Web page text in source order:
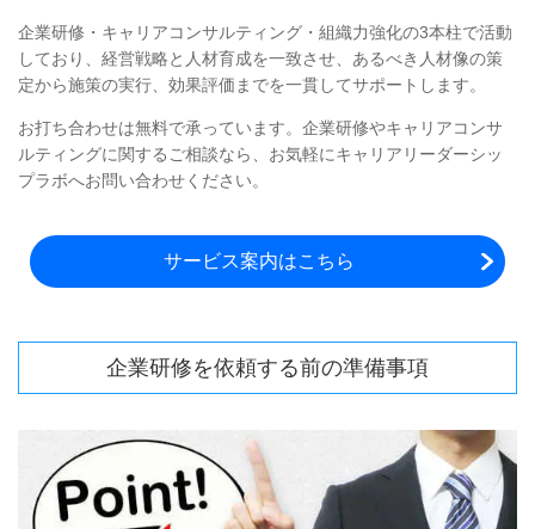
企業研修・キャリアコンサルティング・組織力強化の3本柱で活動
しており、経営戦略と人材育成を一致させ、あるべき人材像の策
定から施策の実行、効果評価までを一貫してサポートします。
お打ち合わせは無料で承っています。企業研修やキャリアコンサ
ルティングに関するご相談なら、お気軽にキャリアリーダーシッ
プラボへお問い合わせください。
サービス案内はこちら
企業研修を依頼する前の準備事項